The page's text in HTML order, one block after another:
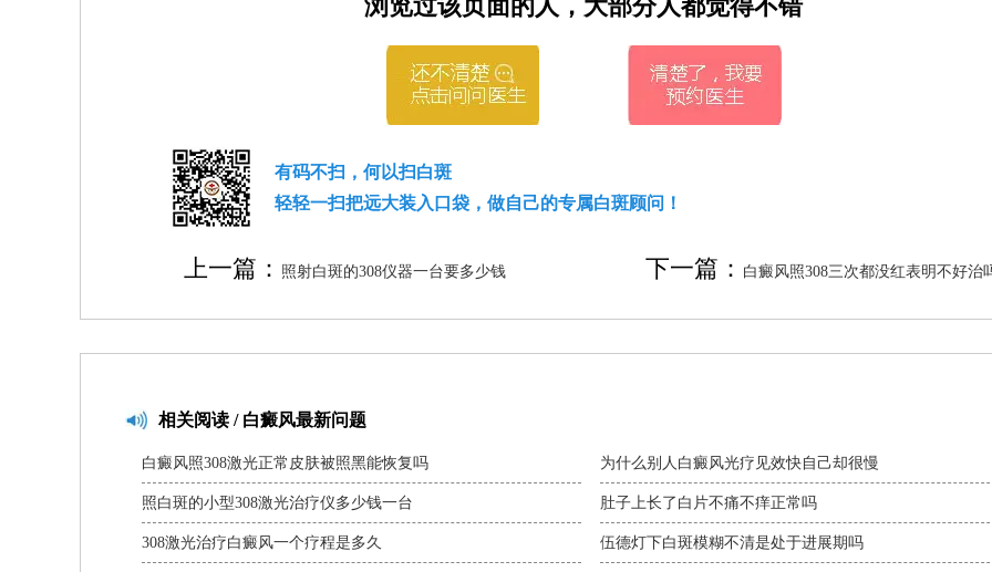
浏览过该页面的人，大部分人都觉得不错
有码不扫，何以扫白斑
轻轻一扫把远大装入口袋，做自己的专属白斑顾问！
上一篇： 照射白斑的308仪器一台要多少钱 下一篇： 白癜风照308三次都没红表明不好治
相关阅读 / 白癜风最新问题
白癜风照308激光正常皮肤被照黑能恢复吗
照白斑的小型308激光治疗仪多少钱一台
308激光治疗白癜风一个疗程是多久
为什么别人白癜风光疗见效快自己却很慢
肚子上长了白片不痛不痒正常吗
伍德灯下白斑模糊不清是处于进展期吗